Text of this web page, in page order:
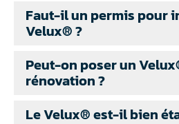
Faut-il un permis pour
Velux® ?
Peut-on poser un
rénovation ?
Le Velux® est-il bien